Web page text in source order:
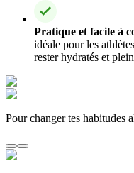
Pratique et facile à
idéale pour les
rester hydratés et
Pour changer tes habitudes